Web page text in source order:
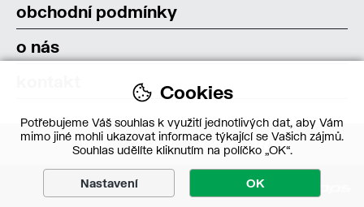
obchodní podmínky
o nás
Cookies
Potřebujeme Váš souhlas k využití jednotlivých dat, aby Vám
mimo jiné mohli ukazovat informace týkající se Vašich zájmů.
Souhlas udělíte kliknutím na políčko „OK“.
Nastavení OK